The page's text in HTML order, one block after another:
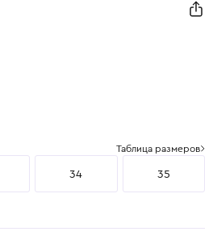
Таблица размеров
34 35